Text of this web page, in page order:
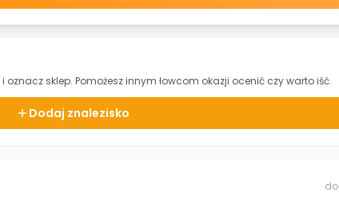
i oznacz sklep. Pomożesz innym łowcom okazji ocenić czy warto iść.
Dodaj znalezisko
do